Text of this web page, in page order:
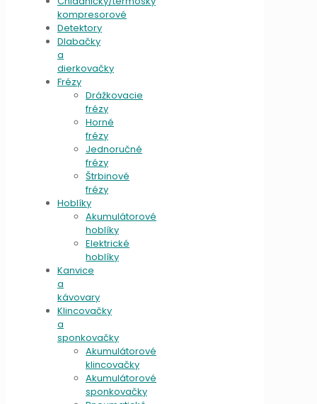
kompresorové
Detektory
Dlabačky
a
dierkovačky
Frézy
Drážkovacie
frézy
Horné
frézy
Jednoručné
frézy
Štrbinové
frézy
Hoblíky
Akumulátorové
hoblíky
Elektrické
hoblíky
Kanvice
a
kávovary
Klincovačky
a
sponkovačky
Akumulátorové
klincovačky
Akumulátorové
sponkovačky